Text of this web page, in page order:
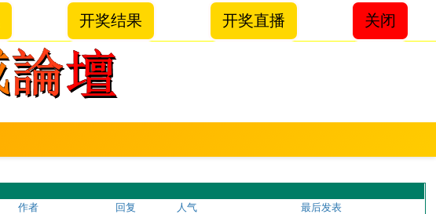
开奖结果 开奖直播 关闭
作者 回复 人气 最后发表